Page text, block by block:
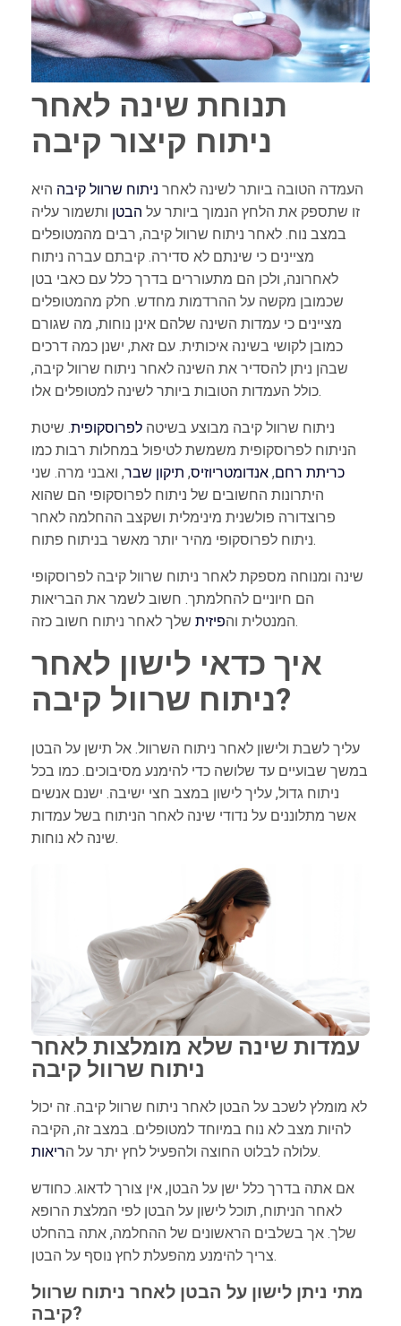
תנוחת שינה לאחר
ניתוח קיצור קיבה
העמדה הטובה ביותר לשינה לאחר ניתוח שרוול קיבה היא
זו שתספק את הלחץ הנמוך ביותר על הבטן ותשמור עליה
במצב נוח. לאחר ניתוח שרוול קיבה, רבים מהמטופלים
מציינים כי שינתם לא סדירה. קיבתם עברה ניתוח
לאחרונה, ולכן הם מתעוררים בדרך כלל עם כאבי בטן
שכמובן מקשה על ההרדמות מחדש. חלק מהמטופלים
מציינים כי עמדות השינה שלהם אינן נוחות, מה שגורם
כמובן לקושי בשינה איכותית. עם זאת, ישנן כמה דרכים
שבהן ניתן להסדיר את השינה לאחר ניתוח שרוול קיבה,
כולל העמדות הטובות ביותר לשינה למטופלים אלו.
ניתוח שרוול קיבה מבוצע בשיטהלפרוסקופית. שיטת
הניתוח לפרוסקופית משמשת לטיפול במחלות רבות כמו
כריתת רחם,אנדומטריוזיס, תיקון שבר, ואבני מרה. שני
היתרונות החשובים של ניתוח לפרוסקופי הם שהוא
פרוצדורה פולשנית מינימלית ושקצב ההחלמה לאחר
ניתוח לפרוסקופי מהיר יותר מאשר בניתוח פתוח.
שינה ומנוחה מספקת לאחר ניתוח שרוול קיבה לפרוסקופי
הם חיוניים להחלמתך. חשוב לשמר את הבריאות
המנטלית והפיזית שלך לאחר ניתוח חשוב כזה.
איך כדאי לישון לאחר
ניתוח שרוול קיבה?
עליך לשבת ולישון לאחר ניתוח השרוול. אל תישן על הבטן
במשך שבועיים עד שלושה כדי להימנע מסיבוכים. כמו בכל
ניתוח גדול, עליך לישון במצב חצי ישיבה. ישנם אנשים
אשר מתלוננים על נדודי שינה לאחר הניתוח בשל עמדות
שינה לא נוחות.
עמדות שינה שלא מומלצות לאחר
ניתוח שרוול קיבה
לא מומלץ לשכב על הבטן לאחר ניתוח שרוול קיבה. זה יכול
להיות מצב לא נוח במיוחד למטופלים. במצב זה, הקיבה
עלולה לבלוט החוצה ולהפעיל לחץ יתר על הריאות .
אם אתה בדרך כלל ישן על הבטן, אין צורך לדאוג. כחודש
לאחר הניתוח, תוכל לישון על הבטן לפי המלצת הרופא
שלך. אך בשלבים הראשונים של ההחלמה, אתה בהחלט
צריך להימנע מהפעלת לחץ נוסף על הבטן.
מתי ניתן לישון על הבטן לאחר ניתוח שרוול
קיבה?